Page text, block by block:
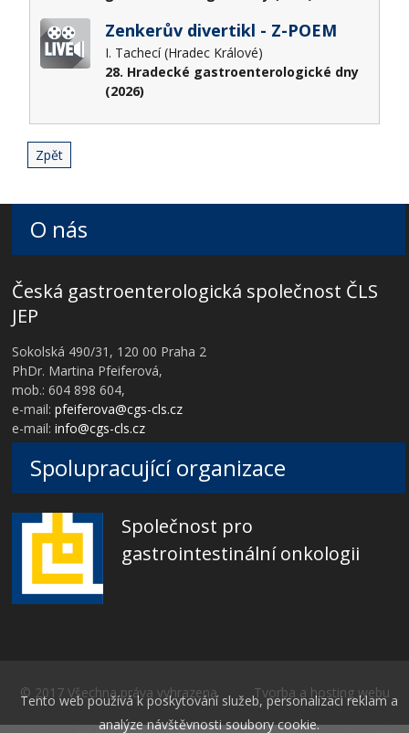
Zenkerův divertikl - Z-POEM
I. Tachecí (Hradec Králové)
28. Hradecké gastroenterologické dny
(2026)
Zpět
O nás
Česká gastroenterologická společnost ČLS
JEP
Sokolská 490/31, 120 00 Praha 2
PhDr. Martina Pfeiferová,
mob.: 604 898 604,
e-mail:pfeiferova@cgs-cls.cz
e-mail:info@cgs-cls.cz
Spolupracující organizace
Společnost pro
gastrointestinální onkologii
© 2017 Všechna práva vyhrazena Tvorba a hosting webu
Tento web používá k poskytování služeb, personalizaci reklam a
analýze návštěvnosti soubory cookie.